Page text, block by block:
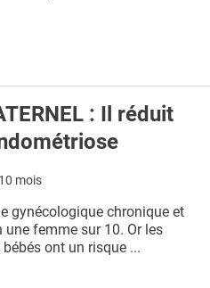
: Il réduit
mois
gynécologique chronique et
femme sur 10. Or les
ont un risque ...